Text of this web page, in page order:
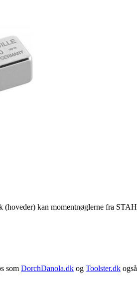
kan momentnøglerne fra
som DorchDanola.dk og Toolster.dk